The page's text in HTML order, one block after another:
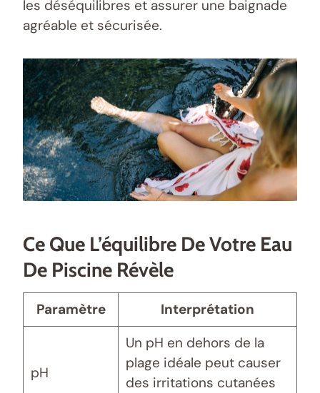
les déséquilibres et assurer une baignade
agréable et sécurisée.
Ce Que L’équilibre De Votre Eau
De Piscine Révèle
Paramètre Interprétation
pH
Un pH en dehors de la
plage idéale peut causer
des irritations cutanées